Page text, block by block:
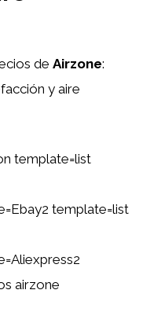
de Airzone:
y aire
template=list
template=list
airzone